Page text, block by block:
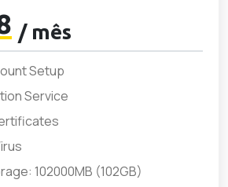
/ mês
Setup
Service
102000MB (102GB)